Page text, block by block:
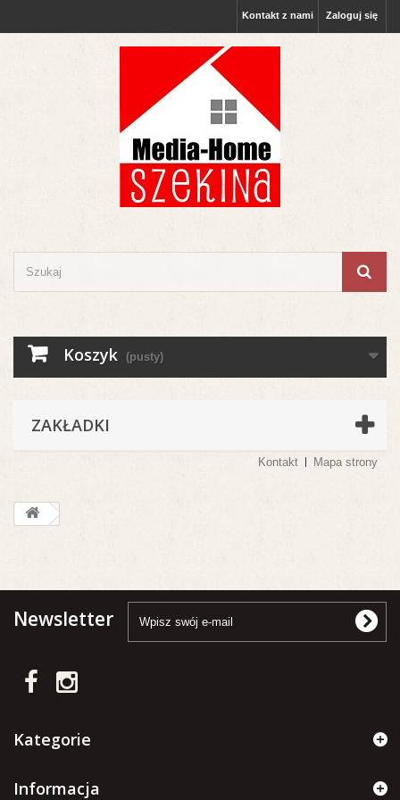
Zaloguj się
Kontakt z nami
Koszyk (pusty)
ZAKŁADKI
Kontakt Mapa strony
Newsletter
Kategorie
Informacja